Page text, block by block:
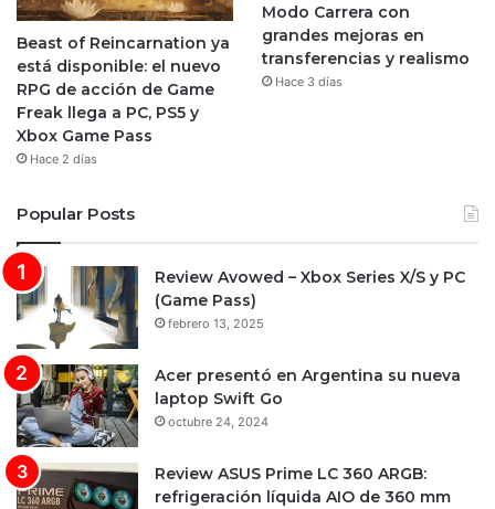
Beast of Reincarnation ya
está disponible: el nuevo
RPG de acción de Game
Freak llega a PC, PS5 y
Xbox Game Pass
Hace 2 días
Modo Carrera con
grandes mejoras en
transferencias y realismo
Hace 3 días
Popular Posts
Review Avowed – Xbox Series X/S y PC
(Game Pass)
febrero 13, 2025
Acer presentó en Argentina su nueva
laptop Swift Go
octubre 24, 2024
Review ASUS Prime LC 360 ARGB:
refrigeración líquida AIO de 360 mm